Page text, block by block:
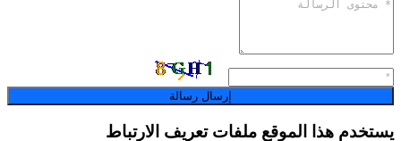
إرسال رسالة
يستخدم هذا الموقع ملفات تعريف الارتباط